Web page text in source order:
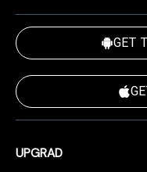
GET
UPGRAD